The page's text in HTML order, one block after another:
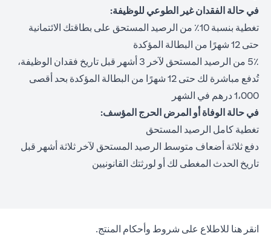
في حالة الفقدان غير الطوعي للوظيفة:
تغطية بنسبة 10٪ من الرصيد المستحق على بطاقتك الائتمانية
حتى 12 شهرًا من البطالة المؤكدة
5٪ من الرصيد المستحق لآخر 3 أشهر قبل تاريخ فقدان الوظيفة،
تُدفع مباشرة لك حتى 12 شهرًا من البطالة المؤكدة بحد أقصى
1،000 درهم في الشهر
في حالة الوفاة أو المرض الحرج المؤسف:
تغطية كامل الرصيد المستحق
دفع ثلاثة أضعاف متوسط الرصيد المستحق لآخر ثلاثة أشهر قبل
تاريخ الحدث المغطى لك أو لورثتك القانونيين
انقر هنا opens in a new tab
للاطلاع على شروط وأحكام المنتج.